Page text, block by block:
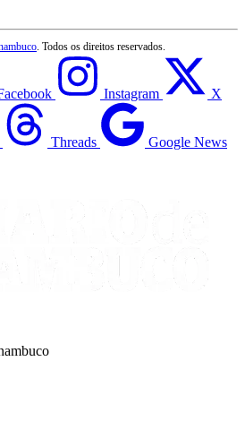
. Todos os direitos reservados.
Instagram X
Threads Google News